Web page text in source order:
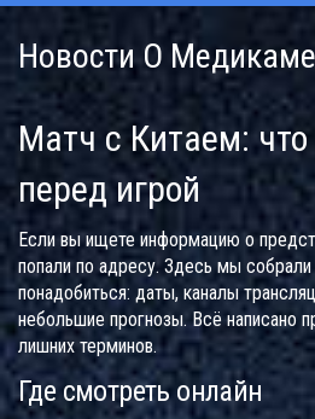
Новости О
Матч с Китаем: что
перед игрой
Если вы ищете информацию о
попали по адресу. Здесь мы
понадобиться: даты, каналы
небольшие прогнозы. Всё написано
лишних терминов.
Где смотреть онлайн